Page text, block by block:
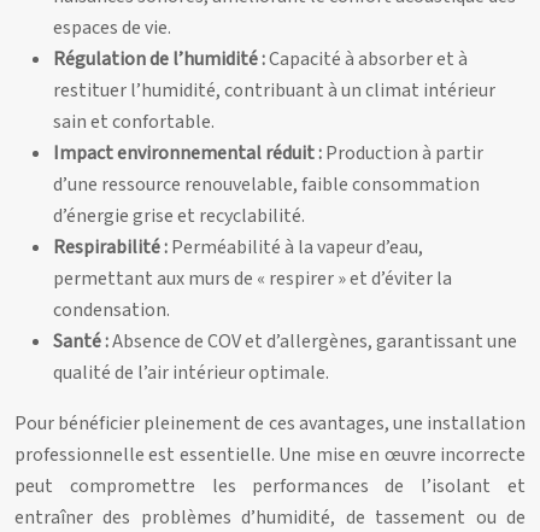
espaces de vie.
Régulation de l’humidité :Capacité à absorber et à
restituer l’humidité, contribuant à un climat intérieur
sain et confortable.
Impact environnemental réduit :Production à partir
d’une ressource renouvelable, faible consommation
d’énergie grise et recyclabilité.
Respirabilité :Perméabilité à la vapeur d’eau,
permettant aux murs de « respirer » et d’éviter la
condensation.
Santé :Absence de COV et d’allergènes, garantissant une
qualité de l’air intérieur optimale.
Pour bénéficier pleinement de ces avantages, une installation
professionnelle est essentielle. Une mise en œuvre incorrecte
peut compromettre les performances de l’isolant et
entraîner des problèmes d’humidité, de tassement ou de